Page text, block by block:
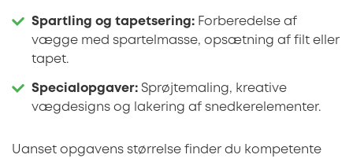
Spartling og tapetsering: Forberedelse af
vægge med spartelmasse, opsætning af filt eller
tapet.
Specialopgaver: Sprøjtemaling, kreative
vægdesigns og lakering af snedkerelementer.
Uanset opgavens størrelse finder du kompetente